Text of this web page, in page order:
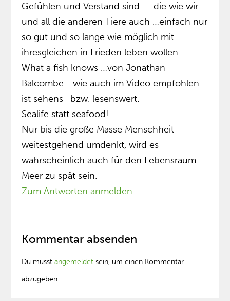
Gefühlen und Verstand sind …. die wie wir
und all die anderen Tiere auch …einfach nur
so gut und so lange wie möglich mit
ihresgleichen in Frieden leben wollen.
What a fish knows …von Jonathan
Balcombe …wie auch im Video empfohlen
ist sehens- bzw. lesenswert.
Sealife statt seafood!
Nur bis die große Masse Menschheit
weitestgehend umdenkt, wird es
wahrscheinlich auch für den Lebensraum
Meer zu spät sein.
Zum Antworten anmelden
Kommentar absenden
Du musstangemeldet sein, um einen Kommentar
abzugeben.